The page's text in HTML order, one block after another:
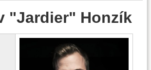
"Jardier" Honzík